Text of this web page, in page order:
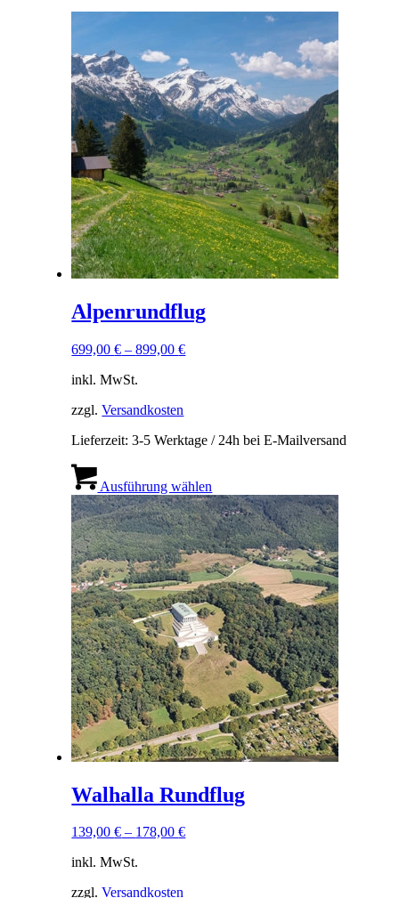
Alpenrundflug
699,00€ –899,00€
inkl. MwSt.
zzgl.Versandkosten
Lieferzeit:3-5 Werktage / 24h bei E-Mailversand
Ausführung wählen
weist
mehrere
Varianten
auf.
Die
Optionen
können
auf
der
Produktseite
gewählt
werden
Walhalla Rundflug
139,00€ – 178,00€
inkl. MwSt.
zzgl.Versandkosten